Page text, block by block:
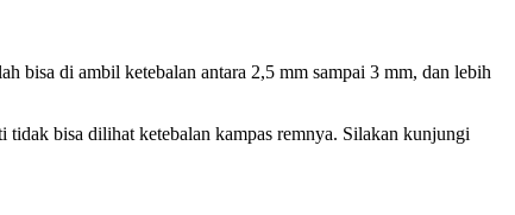
bisa di ambil ketebalan antara 2,5 mm sampai 3 mm, dan lebih
bisa dilihat ketebalan kampas remnya. Silakan kunjungi